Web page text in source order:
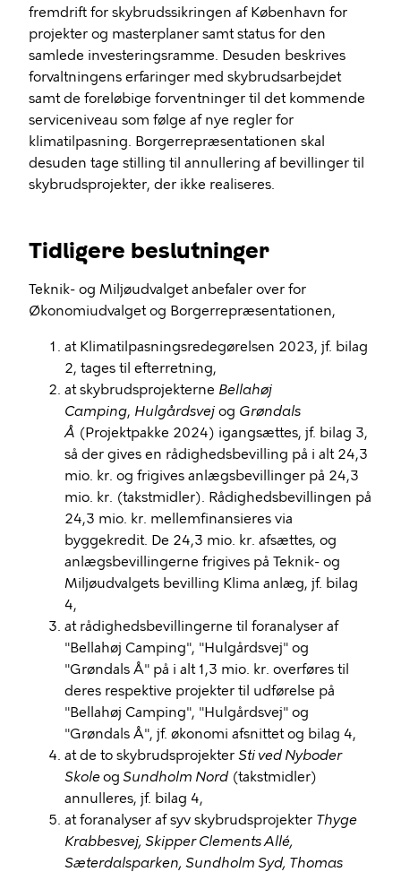
fremdrift for skybrudssikringen af København for
projekter og masterplaner samt status for den
samlede investeringsramme. Desuden beskrives
forvaltningens erfaringer med skybrudsarbejdet
samt de foreløbige forventninger til det kommende
serviceniveau som følge af nye regler for
klimatilpasning. Borgerrepræsentationen skal
desuden tage stilling til annullering af bevillinger til
skybrudsprojekter, der ikke realiseres.
Tidligere beslutninger
Teknik- og Miljøudvalget anbefaler over for
Økonomiudvalget og Borgerrepræsentationen,
at Klimatilpasningsredegørelsen 2023, jf. bilag
2, tages til efterretning,
at skybrudsprojekterne Bellahøj
Camping, Hulgårdsvej og Grøndals
Å (Projektpakke 2024) igangsættes, jf. bilag 3,
så der gives en rådighedsbevilling på i alt 24,3
mio. kr. og frigives anlægsbevillinger på 24,3
mio. kr. (takstmidler). Rådighedsbevillingen på
24,3 mio. kr. mellemfinansieres via
byggekredit. De 24,3 mio. kr. afsættes, og
anlægsbevillingerne frigives på Teknik- og
Miljøudvalgets bevilling Klima anlæg, jf. bilag
4,
at rådighedsbevillingerne til foranalyser af
"Bellahøj Camping", "Hulgårdsvej" og
"Grøndals Å" på i alt 1,3 mio. kr. overføres til
deres respektive projekter til udførelse på
"Bellahøj Camping", "Hulgårdsvej" og
"Grøndals Å", jf. økonomi afsnittet og bilag 4,
at de to skybrudsprojekter Sti ved Nyboder
Skoleog Sundholm Nord (takstmidler)
annulleres, jf. bilag 4,
at foranalyser af syv skybrudsprojekter Thyge
Krabbesvej, Skipper Clements Allé,
Sæterdalsparken, Sundholm Syd, Thomas